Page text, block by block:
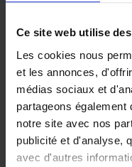
Ce site web utilise
Les cookies nous
et les annonces,
médias sociaux et
partageons
notre site avec nos
publicité et d'analyse,
avec d'autres
€